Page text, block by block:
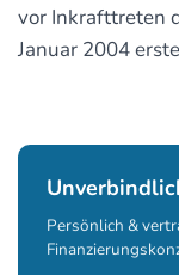
vor Inkrafttreten
Januar 2004
Persönlich &